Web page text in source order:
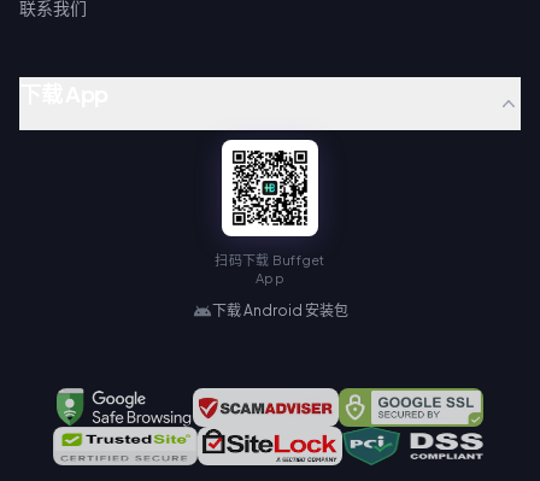
联系我们
扫码下载 Buffget
App
下载 Android 安装包